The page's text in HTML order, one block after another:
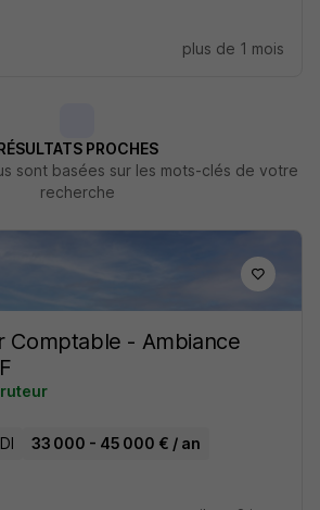
plus de 1 mois
PROCHES
sont basées sur les mots-clés de votre
recherche
Comptable - Ambiance
33 000 - 45 000 € / an